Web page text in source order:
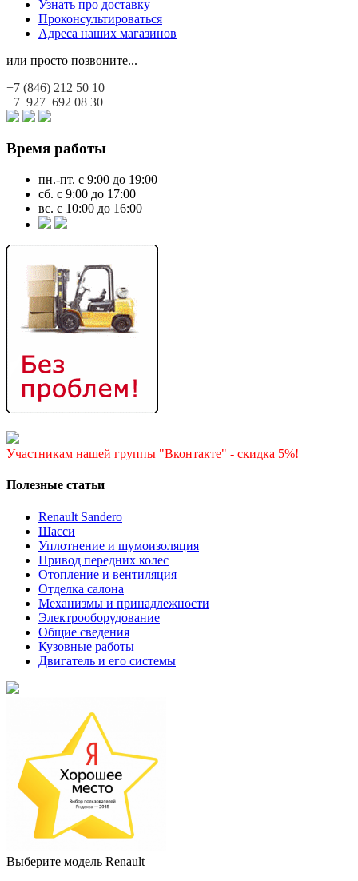
Узнать про доставку
Проконсультироваться
Адреса наших магазинов
или просто позвоните...
+7 (846) 212 50 10
+7 927 692 08 30
Время работы
пн.-пт. с 9:00 до 19:00
сб. с 9:00 до 17:00
вс. с 10:00 до 16:00
Участникам нашей группы "Вконтакте" - скидка 5%!
Полезные статьи
Renault Sandero
Шасси
Уплотнение и шумоизоляция
Привод передних колес
Отопление и вентиляция
Отделка салона
Механизмы и принадлежности
Электрооборудование
Общие сведения
Кузовные работы
Двигатель и его системы
Выберите модель Renault